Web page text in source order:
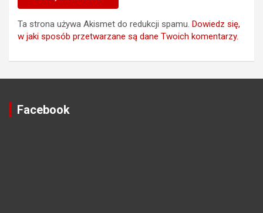
Ta strona używa Akismet do redukcji spamu. Dowiedz się,
w jaki sposób przetwarzane są dane Twoich komentarzy.
Facebook